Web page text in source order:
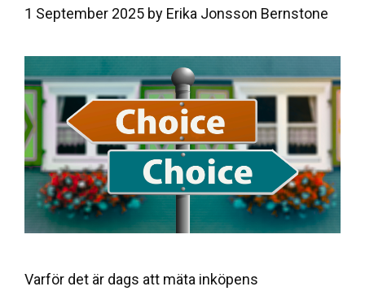
1 September 2025 by Erika Jonsson Bernstone
Varför det är dags att mäta inköpens